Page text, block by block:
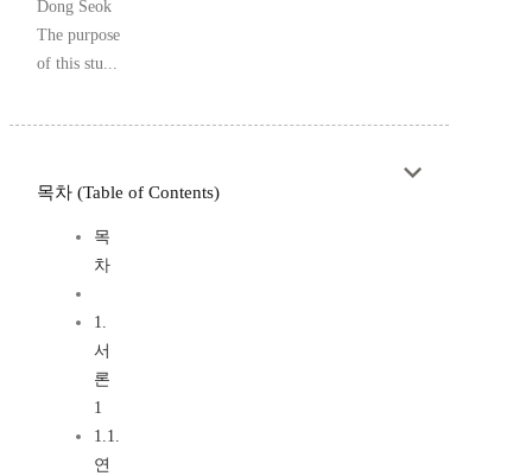
Dong Seok
The purpose
of this stu...
목차 (Table of Contents)
목
차
1.
서
론
1
1.1.
연